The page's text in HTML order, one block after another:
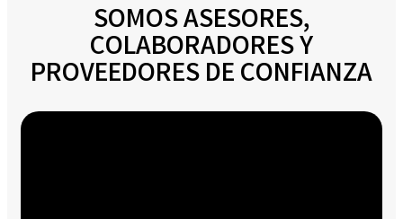
SOMOS ASESORES,
COLABORADORES Y
PROVEEDORES DE CONFIANZA